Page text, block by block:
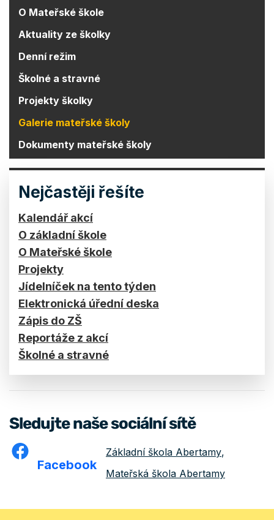
O Mateřské škole
Aktuality ze školky
Denní režim
Školné a stravné
Projekty školky
Galerie mateřské školy
Dokumenty mateřské školy
Nejčastěji řešíte
Kalendář akcí
O základní škole
O Mateřské škole
Projekty
Jídelníček na tento týden
Elektronická úřední deska
Zápis do ZŠ
Reportáže z akcí
Školné a stravné
Sledujte naše sociální sítě
Facebook
Základní škola Abertamy,
Mateřská škola Abertamy